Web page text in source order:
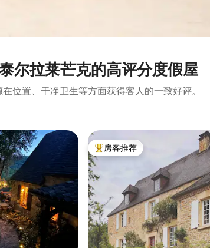
尔拉莱芒克的高评分度假屋
位置、干净卫生等方面获得客人的一致好评。
热门「房客推荐」
房客推荐